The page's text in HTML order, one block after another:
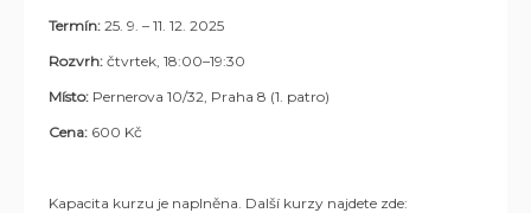
Termín: 25. 9. – 11. 12. 2025
Rozvrh: čtvrtek, 18:00–19:30
Místo: Pernerova 10/32, Praha 8 (1. patro)
Cena: 600 Kč
Kapacita kurzu je naplněna. Další kurzy najdete zde: